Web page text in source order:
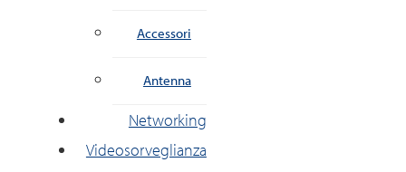
Accessori
Antenna
Networking
Videosorveglianza